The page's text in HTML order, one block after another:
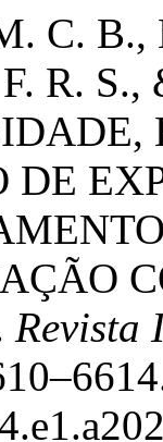
C. B.,
R.
DE
Revista